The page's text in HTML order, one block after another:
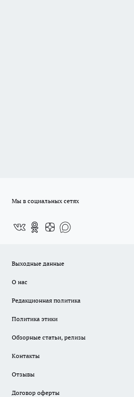
Мы в социальных сетях
Выходные данные
О нас
Редакционная политика
Политика этики
Обзорные статьи, релизы
Контакты
Отзывы
Договор оферты